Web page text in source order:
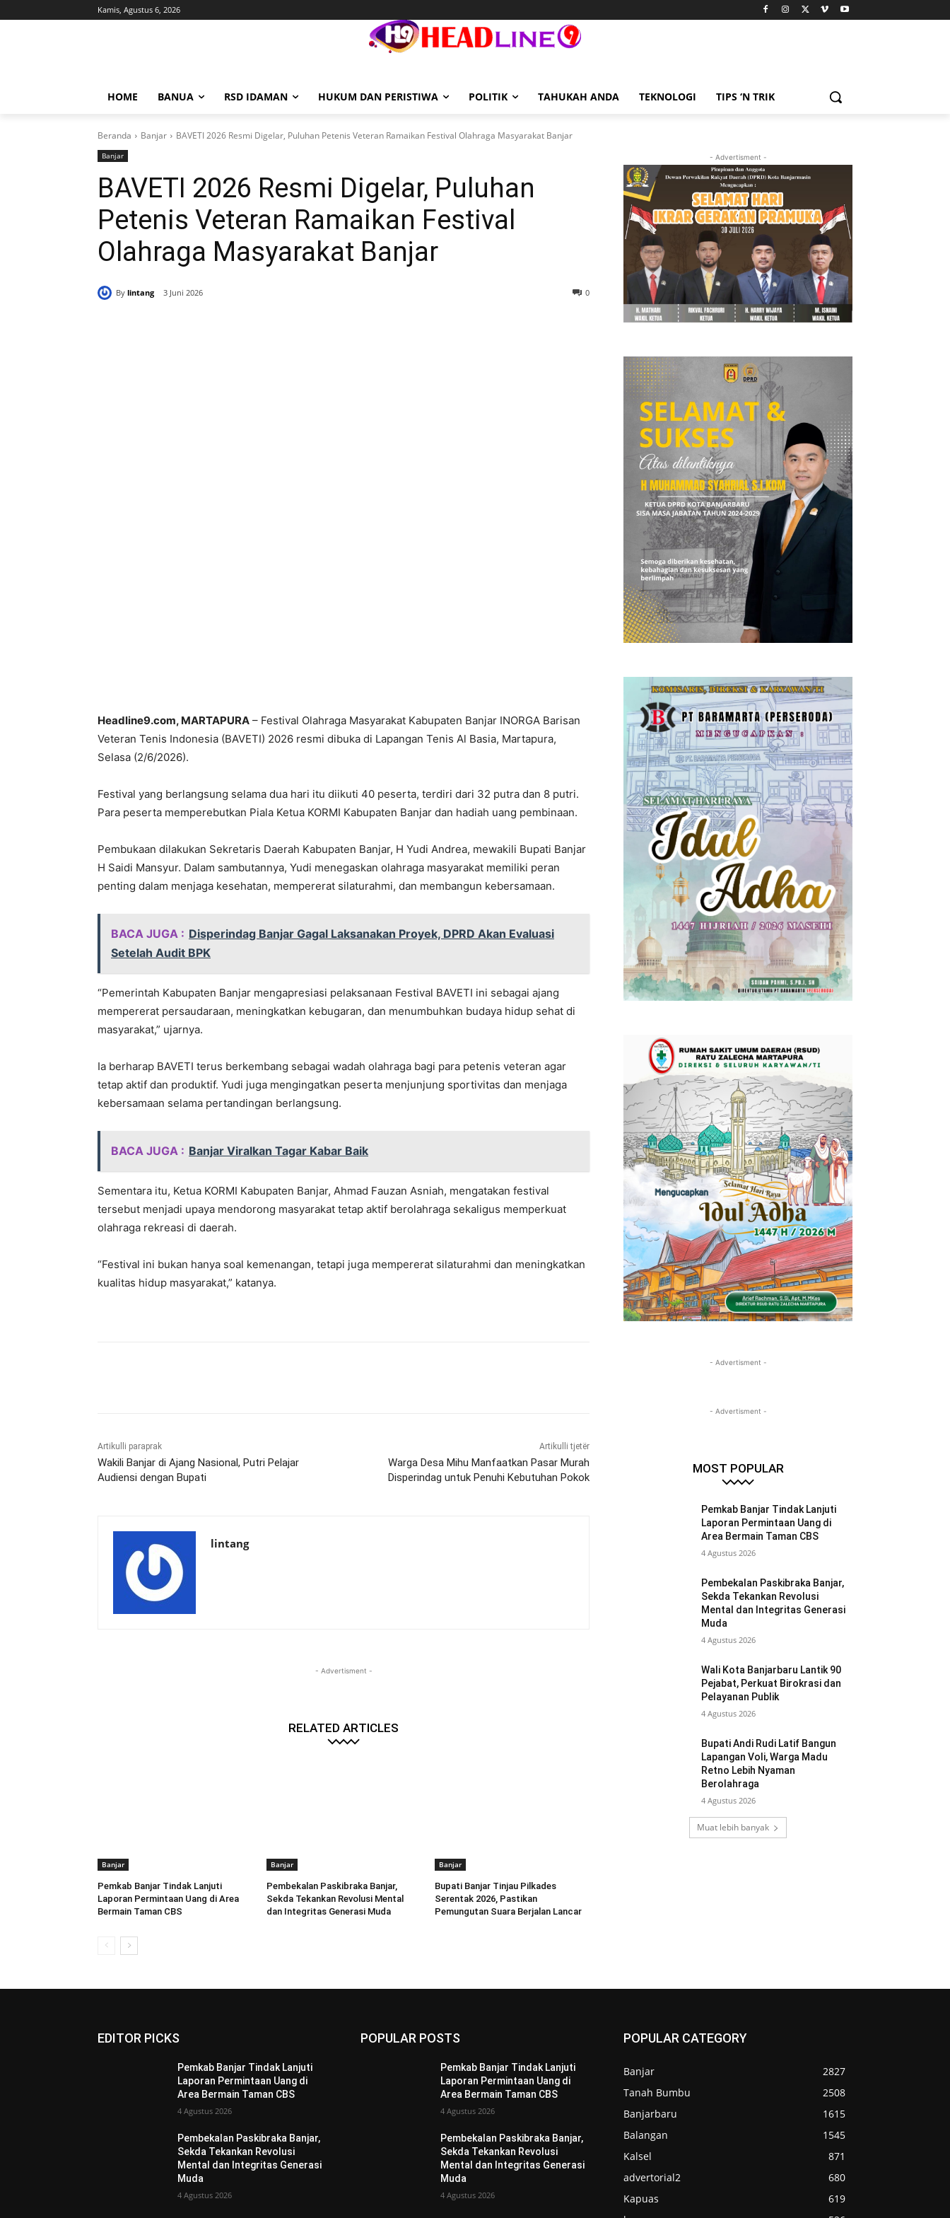
Kamis, Agustus 6, 2026
HOME BANUA RSD IDAMAN HUKUM DAN PERISTIWA POLITIK TAHUKAH ANDA TEKNOLOGI TIPS ‘N TRIK
Beranda Banjar BAVETI 2026 Resmi Digelar, Puluhan Petenis Veteran Ramaikan Festival Olahraga Masyarakat Banjar
Banjar
BAVETI 2026 Resmi Digelar, Puluhan
Petenis Veteran Ramaikan Festival
Olahraga Masyarakat Banjar
By lintang 3 Juni 2026 0
Headline9.com, MARTAPURA – Festival Olahraga Masyarakat Kabupaten Banjar INORGA Barisan
Veteran Tenis Indonesia (BAVETI) 2026 resmi dibuka di Lapangan Tenis Al Basia, Martapura,
Selasa (2/6/2026).
Festival yang berlangsung selama dua hari itu diikuti 40 peserta, terdiri dari 32 putra dan 8 putri.
Para peserta memperebutkan Piala Ketua KORMI Kabupaten Banjar dan hadiah uang pembinaan.
Pembukaan dilakukan Sekretaris Daerah Kabupaten Banjar, H Yudi Andrea, mewakili Bupati Banjar
H Saidi Mansyur. Dalam sambutannya, Yudi menegaskan olahraga masyarakat memiliki peran
penting dalam menjaga kesehatan, mempererat silaturahmi, dan membangun kebersamaan.
BACA JUGA : Disperindag Banjar Gagal Laksanakan Proyek, DPRD Akan Evaluasi
Setelah Audit BPK
“Pemerintah Kabupaten Banjar mengapresiasi pelaksanaan Festival BAVETI ini sebagai ajang
mempererat persaudaraan, meningkatkan kebugaran, dan menumbuhkan budaya hidup sehat di
masyarakat,” ujarnya.
Ia berharap BAVETI terus berkembang sebagai wadah olahraga bagi para petenis veteran agar
tetap aktif dan produktif. Yudi juga mengingatkan peserta menjunjung sportivitas dan menjaga
kebersamaan selama pertandingan berlangsung.
BACA JUGA : Banjar Viralkan Tagar Kabar Baik
Sementara itu, Ketua KORMI Kabupaten Banjar, Ahmad Fauzan Asniah, mengatakan festival
tersebut menjadi upaya mendorong masyarakat tetap aktif berolahraga sekaligus memperkuat
olahraga rekreasi di daerah.
“Festival ini bukan hanya soal kemenangan, tetapi juga mempererat silaturahmi dan meningkatkan
kualitas hidup masyarakat,” katanya.
Artikulli paraprak
Wakili Banjar di Ajang Nasional, Putri Pelajar
Audiensi dengan Bupati
Artikulli tjetër
Warga Desa Mihu Manfaatkan Pasar Murah
Disperindag untuk Penuhi Kebutuhan Pokok
lintang
- Advertisment -
RELATED ARTICLES
Banjar
Pemkab Banjar Tindak Lanjuti
Laporan Permintaan Uang di Area
Bermain Taman CBS
Banjar
Pembekalan Paskibraka Banjar,
Sekda Tekankan Revolusi Mental
dan Integritas Generasi Muda
Banjar
Bupati Banjar Tinjau Pilkades
Serentak 2026, Pastikan
Pemungutan Suara Berjalan Lancar
- Advertisment -
- Advertisment -
- Advertisment -
MOST POPULAR
Pemkab Banjar Tindak Lanjuti
Laporan Permintaan Uang di
Area Bermain Taman CBS
4 Agustus 2026
Pembekalan Paskibraka Banjar,
Sekda Tekankan Revolusi
Mental dan Integritas Generasi
Muda
4 Agustus 2026
Wali Kota Banjarbaru Lantik 90
Pejabat, Perkuat Birokrasi dan
Pelayanan Publik
4 Agustus 2026
Bupati Andi Rudi Latif Bangun
Lapangan Voli, Warga Madu
Retno Lebih Nyaman
Berolahraga
4 Agustus 2026
Muat lebih banyak
EDITOR PICKS
Pemkab Banjar Tindak Lanjuti
Laporan Permintaan Uang di
Area Bermain Taman CBS
4 Agustus 2026
Pembekalan Paskibraka Banjar,
Sekda Tekankan Revolusi
Mental dan Integritas Generasi
Muda
4 Agustus 2026
POPULAR POSTS
Pemkab Banjar Tindak Lanjuti
Laporan Permintaan Uang di
Area Bermain Taman CBS
4 Agustus 2026
Pembekalan Paskibraka Banjar,
Sekda Tekankan Revolusi
Mental dan Integritas Generasi
Muda
4 Agustus 2026
POPULAR CATEGORY
Banjar
2827
Tanah Bumbu
2508
Banjarbaru
1615
Balangan
1545
Kalsel
871
advertorial2
680
Kapuas
619